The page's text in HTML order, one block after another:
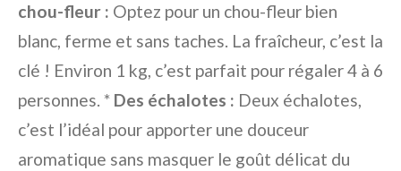
chou-fleur : Optez pour un chou-fleur bien
blanc, ferme et sans taches. La fraîcheur, c’est la
clé ! Environ 1 kg, c’est parfait pour régaler 4 à 6
personnes. * Des échalotes : Deux échalotes,
c’est l’idéal pour apporter une douceur
aromatique sans masquer le goût délicat du